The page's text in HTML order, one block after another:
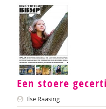
Een stoere
Ilse Raasing